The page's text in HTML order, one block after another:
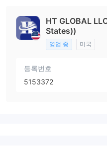
HT GLOBAL
States))
영업 중 미국
등록번호
5153372